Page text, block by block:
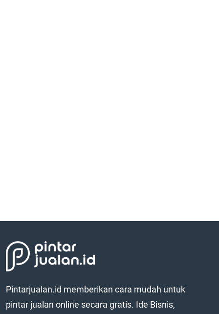
Pintarjualan.id memberikan cara mudah untuk
pintar jualan online secara gratis. Ide Bisnis,